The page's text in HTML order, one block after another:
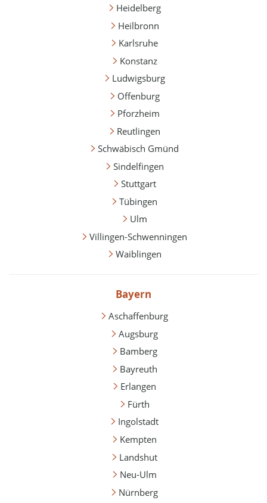
Heidelberg
Heilbronn
Karlsruhe
Konstanz
Ludwigsburg
Offenburg
Pforzheim
Reutlingen
Schwäbisch Gmünd
Sindelfingen
Stuttgart
Tübingen
Ulm
Villingen-Schwenningen
Waiblingen
Bayern
Aschaffenburg
Augsburg
Bamberg
Bayreuth
Erlangen
Fürth
Ingolstadt
Kempten
Landshut
Neu-Ulm
Nürnberg